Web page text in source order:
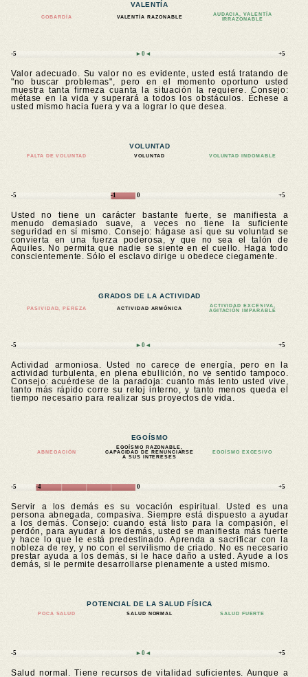
VALENTÍA
COBARDÍA VALENTÍA RAZONABLE
AUDACIA, VALENTÍA
IRRAZONABLE
-5 ►0◄ +5
Valor adecuado. Su valor no es evidente, usted está tratando de
"no buscar problemas", pero en el momento oportuno usted
muestra tanta firmeza cuanta la situación la requiere. Consejo:
métase en la vida y superará a todos los obstáculos. Échese a
usted mismo hacia fuera y va a lograr lo que desea.
VOLUNTAD
FALTA DE VOLUNTAD VOLUNTAD VOLUNTAD INDOMABLE
-5 -1 0 +5
Usted no tiene un carácter bastante fuerte, se manifiesta a
menudo demasiado suave, a veces no tiene la suficiente
seguridad en sí mismo. Consejo: hágase así que su voluntad se
convierta en una fuerza poderosa, y que no sea el talón de
Aquiles. No permita que nadie se siente en el cuello. Haga todo
conscientemente. Sólo el esclavo dirige u obedece ciegamente.
GRADOS DE LA ACTIVIDAD
PASIVIDAD, PEREZA ACTIVIDAD ARMÓNICA
ACTIVIDAD EXCESIVA,
AGITACIÓN IMPARABLE
-5 ►0◄ +5
Actividad armoniosa. Usted no carece de energía, pero en la
actividad turbulenta, en plena ebullición, no ve sentido tampoco.
Consejo: acuérdese de la paradoja: cuanto más lento usted vive,
tanto más rápido corre su reloj interno, y tanto menos queda el
tiempo necesario para realizar sus proyectos de vida.
EGOÍSMO
ABNEGACIÓN
EGOÍSMO RAZONABLE,
CAPACIDAD DE RENUNCIARSE
A SUS INTERESES
EGOÍSMO EXCESIVO
-5 -4 0 +5
Servir a los demás es su vocación espiritual. Usted es una
persona abnegada, compasiva. Siempre está dispuesto a ayudar
a los demás. Consejo: cuando está listo para la compasión, el
perdón, para ayudar a los demás, usted se manifiesta más fuerte
y hace lo que le está predestinado. Aprenda a sacrificar con la
nobleza de rey, y no con el servilismo de criado. No es necesario
prestar ayuda a los demás, si le hace daño a usted. Ayude a los
demás, si le permite desarrollarse plenamente a usted mismo.
POTENCIAL DE LA SALUD FÍSICA
POCA SALUD SALUD NORMAL SALUD FUERTE
-5 ►0◄ +5
Salud normal. Tiene recursos de vitalidad suficientes. Aunque a